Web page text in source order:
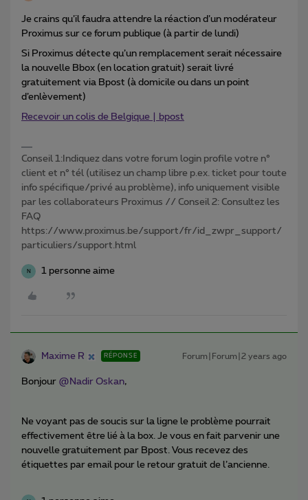
Je crains qu’il faudra attendre la réaction d’un modérateur
Proximus sur ce forum publique (à partir de lundi)
Si Proximus détecte qu’un remplacement serait nécessaire
la nouvelle Bbox (en location gratuit) serait livré
gratuitement via Bpost (à domicile ou dans un point
d’enlèvement)
Recevoir un colis de Belgique | bpost
Conseil 1:Indiquez dans votre forum login profile votre n°
client et n° tél (utilisez un champ libre p.ex. ticket pour toute
info spécifique/privé au problème), info uniquement visible
par les collaborateurs Proximus // Conseil 2: Consultez les
FAQ
https://www.proximus.be/support/fr/id_zwpr_support/
particuliers/support.html
N 1 personne aime
Maxime R RÉPONSE Forum|Forum|2 years ago
Bonjour @Nadir Oskan,
Ne voyant pas de soucis sur la ligne le problème pourrait
effectivement être lié à la box. Je vous en fait parvenir une
nouvelle gratuitement par Bpost. Vous recevez des
étiquettes par email pour le retour gratuit de l’ancienne.